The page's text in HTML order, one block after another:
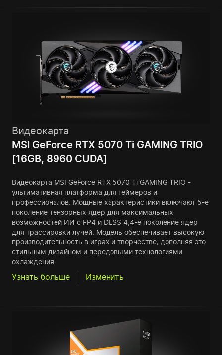
Видеокарта
MSI GeForce RTX 5070 Ti GAMING TRIO
[16GB, 8960 CUDA]
Видеокарта MSI GeForce RTX 5070 Ti GAMING TRIO -
ультимативная платформа для геймеров и
профессионалов. Мощные характеристики включают 5-е
поколение тензорных ядер для максимальных
возможностей ИИ с FP4 и DLSS 4,4-е поколение ядер
для трассировки лучей. Модель обеспечивает высокую
производительность в играх и творчестве, дополняя это
стильным дизайном и передовыми технологиями
охлаждения.
Узнать больше Изменить